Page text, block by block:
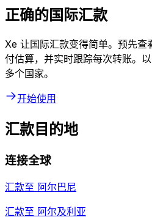
正确的国际汇款
Xe 让国际汇款变得简单。预先查
付估算，并实时跟踪每次转账。
多个国家。
开始使用
汇款目的地
连接全球
汇款至 阿尔巴尼
汇款至 阿尔及利亚